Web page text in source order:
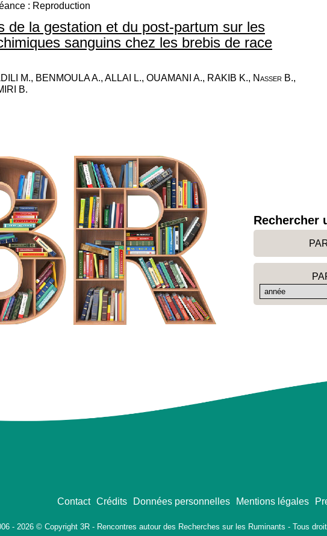
: Reproduction
de la gestation et du post-partum sur les
sanguins chez les brebis de race
M., BENMOULA A., ALLAI L., OUAMANI A., RAKIB K., Nasser B.,
B.
Rechercher
Contact Crédits Données personnelles Mentions légales
- 2026 © Copyright 3R - Rencontres autour des Recherches sur les Ruminants - Tous